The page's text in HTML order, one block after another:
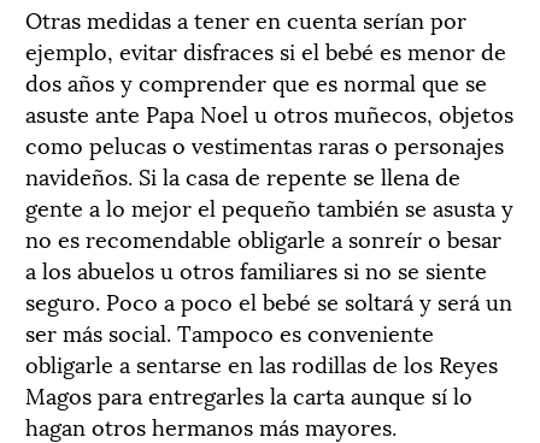
Otras medidas a tener en cuenta serían por
ejemplo, evitar disfraces si el bebé es menor de
dos años y comprender que es normal que se
asuste ante Papa Noel u otros muñecos, objetos
como pelucas o vestimentas raras o personajes
navideños. Si la casa de repente se llena de
gente a lo mejor el pequeño también se asusta y
no es recomendable obligarle a sonreír o besar
a los abuelos u otros familiares si no se siente
seguro. Poco a poco el bebé se soltará y será un
ser más social. Tampoco es conveniente
obligarle a sentarse en las rodillas de los Reyes
Magos para entregarles la carta aunque sí lo
hagan otros hermanos más mayores.